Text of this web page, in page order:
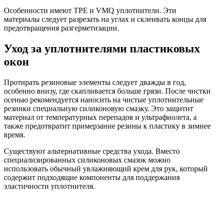
Особенности имеют TPE и VMQ уплотнители. Эти
материалы следует разрезать на углах и склеивать концы для
предотвращения разгерметизации.
Уход за уплотнителями пластиковых
окон
Протирать резиновые элементы следует дважды в год,
особенно внизу, где скапливается больше грязи. После чистки
осенью рекомендуется наносить на чистые уплотнительные
резинки специальную силиконовую смазку. Это защитит
материал от температурных перепадов и ультрафиолета, а
также предотвратит примерзание резины к пластику в зимнее
время.
Существуют альтернативные средства ухода. Вместо
специализированных силиконовых смазок можно
использовать обычный увлажняющий крем для рук, который
содержит подходящие компоненты для поддержания
эластичности уплотнителя.